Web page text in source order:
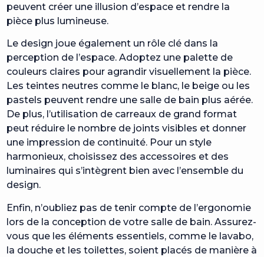
peuvent créer une illusion d’espace et rendre la
pièce plus lumineuse.
Le design joue également un rôle clé dans la
perception de l’espace. Adoptez une palette de
couleurs claires pour agrandir visuellement la pièce.
Les teintes neutres comme le blanc, le beige ou les
pastels peuvent rendre une salle de bain plus aérée.
De plus, l’utilisation de carreaux de grand format
peut réduire le nombre de joints visibles et donner
une impression de continuité. Pour un style
harmonieux, choisissez des accessoires et des
luminaires qui s’intègrent bien avec l’ensemble du
design.
Enfin, n’oubliez pas de tenir compte de l’ergonomie
lors de la conception de votre salle de bain. Assurez-
vous que les éléments essentiels, comme le lavabo,
la douche et les toilettes, soient placés de manière à